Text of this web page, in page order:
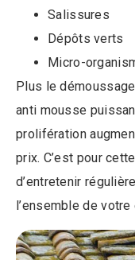
Salissures
Dépôts verts
Micro-
Plus le
anti mousse
prolifération
prix. C’est pour
d’entretenir
l’ensemble de votre